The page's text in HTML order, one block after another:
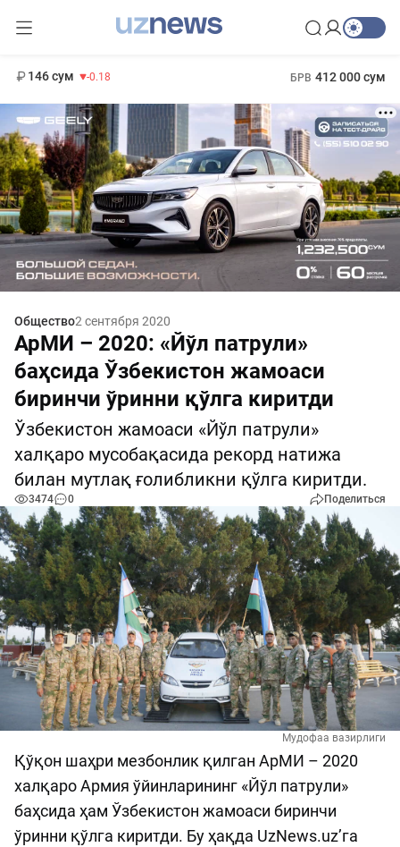
146 сум -0.18 БРВ 412 000 сум
Общество2 сентября 2020
АрМИ – 2020: «Йўл патрули»
баҳсида Ўзбекистон жамоаси
биринчи ўринни қўлга киритди
Ўзбекистон жамоаси «Йўл патрули»
халқаро мусобақасида рекорд натижа
билан мутлақ ғолибликни қўлга киритди.
3474 0 Поделиться
Мудофаа вазирлиги
Қўқон шаҳри мезбонлик қилган АрМИ – 2020
халқаро Армия ўйинларининг «Йўл патрули»
баҳсида ҳам Ўзбекистон жамоаси биринчи
ўринни қўлга киритди. Бу ҳақда UzNews.uz’га